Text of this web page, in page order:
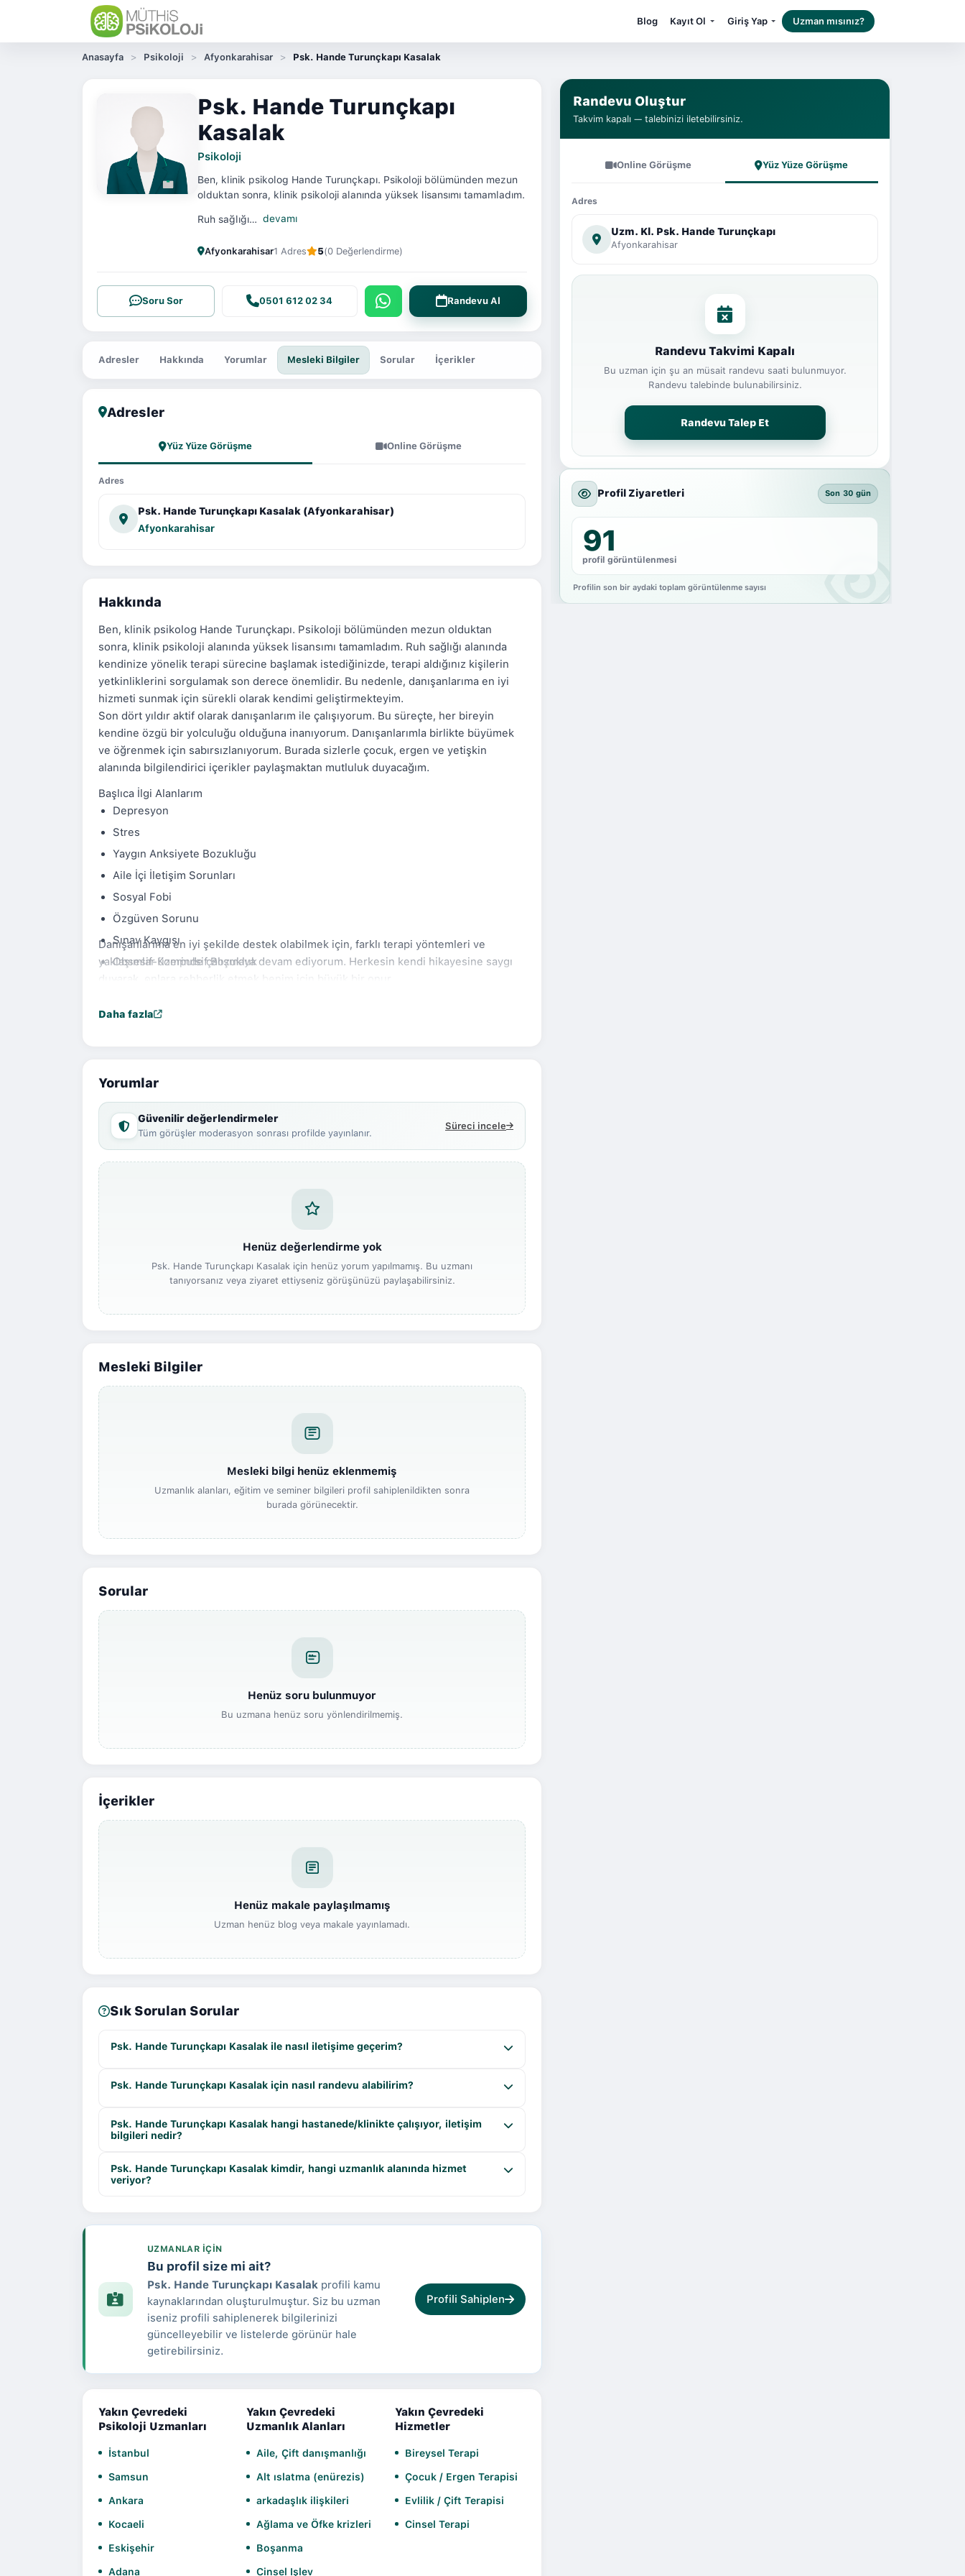
Blog Kayıt Ol Giriş Yap Uzman mısınız?
Anasayfa Psikoloji Afyonkarahisar Psk. Hande Turunçkapı Kasalak
Psk. Hande Turunçkapı
Kasalak
Psikoloji
Ben, klinik psikolog Hande Turunçkapı. Psikoloji bölümünden mezun
olduktan sonra, klinik psikoloji alanında yüksek lisansımı tamamladım.
Ruh sağlığı… devamı
Afyonkarahisar1 Adres 5(0 Değerlendirme)
Soru Sor 0501 612 02 34 Randevu Al
Adresler Hakkında Yorumlar Mesleki Bilgiler Sorular İçerikler
Adresler
Yüz Yüze Görüşme Online Görüşme
Adres
Psk. Hande Turunçkapı Kasalak (Afyonkarahisar)
Afyonkarahisar
Hakkında
Ben, klinik psikolog Hande Turunçkapı. Psikoloji bölümünden mezun olduktan
sonra, klinik psikoloji alanında yüksek lisansımı tamamladım. Ruh sağlığı alanında
kendinize yönelik terapi sürecine başlamak istediğinizde, terapi aldığınız kişilerin
yetkinliklerini sorgulamak son derece önemlidir. Bu nedenle, danışanlarıma en iyi
hizmeti sunmak için sürekli olarak kendimi geliştirmekteyim.
Son dört yıldır aktif olarak danışanlarım ile çalışıyorum. Bu süreçte, her bireyin
kendine özgü bir yolculuğu olduğuna inanıyorum. Danışanlarımla birlikte büyümek
ve öğrenmek için sabırsızlanıyorum. Burada sizlerle çocuk, ergen ve yetişkin
alanında bilgilendirici içerikler paylaşmaktan mutluluk duyacağım.
Başlıca İlgi Alanlarım
Depresyon
Stres
Yaygın Anksiyete Bozukluğu
Aile İçi İletişim Sorunları
Sosyal Fobi
Özgüven Sorunu
Sınav Kaygısı
Obsesif-Kompulsif Bozukluk
Danışanlarıma en iyi şekilde destek olabilmek için, farklı terapi yöntemleri ve
yaklaşımlar üzerinde çalışmaya devam ediyorum. Herkesin kendi hikayesine saygı
duyarak, onlara rehberlik etmek benim için büyük bir onur.
Daha fazla
Yorumlar
Güvenilir değerlendirmeler
Tüm görüşler moderasyon sonrası profilde yayınlanır.
Süreci incele
Henüz değerlendirme yok
Psk. Hande Turunçkapı Kasalak için henüz yorum yapılmamış. Bu uzmanı
tanıyorsanız veya ziyaret ettiyseniz görüşünüzü paylaşabilirsiniz.
Mesleki Bilgiler
Mesleki bilgi henüz eklenmemiş
Uzmanlık alanları, eğitim ve seminer bilgileri profil sahiplenildikten sonra
burada görünecektir.
Sorular
Henüz soru bulunmuyor
Bu uzmana henüz soru yönlendirilmemiş.
İçerikler
Henüz makale paylaşılmamış
Uzman henüz blog veya makale yayınlamadı.
Sık Sorulan Sorular
Psk. Hande Turunçkapı Kasalak ile nasıl iletişime geçerim?
Psk. Hande Turunçkapı Kasalak için nasıl randevu alabilirim?
Psk. Hande Turunçkapı Kasalak hangi hastanede/klinikte çalışıyor, iletişim
bilgileri nedir?
Psk. Hande Turunçkapı Kasalak kimdir, hangi uzmanlık alanında hizmet
veriyor?
UZMANLAR IÇIN
Bu profil size mi ait?
Psk. Hande Turunçkapı Kasalakprofili kamu
kaynaklarından oluşturulmuştur. Siz bu uzman
iseniz profili sahiplenerek bilgilerinizi
güncelleyebilir ve listelerde görünür hale
getirebilirsiniz.
Profili Sahiplen
Yakın Çevredeki
Psikoloji Uzmanları
İstanbul
Samsun
Ankara
Kocaeli
Eskişehir
Adana
Yakın Çevredeki
Uzmanlık Alanları
Aile, Çift danışmanlığı
Alt ıslatma (enürezis)
arkadaşlık ilişkileri
Ağlama ve Öfke krizleri
Boşanma
Cinsel Işlev
Yakın Çevredeki
Hizmetler
Bireysel Terapi
Çocuk / Ergen Terapisi
Evlilik / Çift Terapisi
Cinsel Terapi
Randevu Oluştur
Takvim kapalı — talebinizi iletebilirsiniz.
Online Görüşme Yüz Yüze Görüşme
Adres
Uzm. Kl. Psk. Hande Turunçkapı
Afyonkarahisar
Randevu Takvimi Kapalı
Bu uzman için şu an müsait randevu saati bulunmuyor.
Randevu talebinde bulunabilirsiniz.
Randevu Talep Et
Profil Ziyaretleri Son 30 gün
91
profil görüntülenmesi
Profilin son bir aydaki toplam görüntülenme sayısı